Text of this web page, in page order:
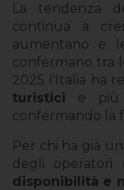
La tendenza
continua a
aumentano e
confermano tra
2025 l'Italia ha
turistici e
confermando la
Per chi ha già
degli operatori
disponibilità e